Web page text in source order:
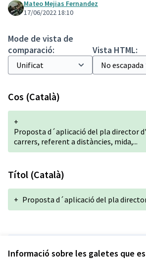
Informació sobre les galetes que
Mateo Mejias Fernandez
17/06/2022 18:10
Mode de vista de
comparació:
Vista HTML:
Cos (Català)
+
Proposta d´aplicació del pla director
carrers, referent a distàncies, mida,...
Títol (Català)
+ Proposta d´aplicació del pla